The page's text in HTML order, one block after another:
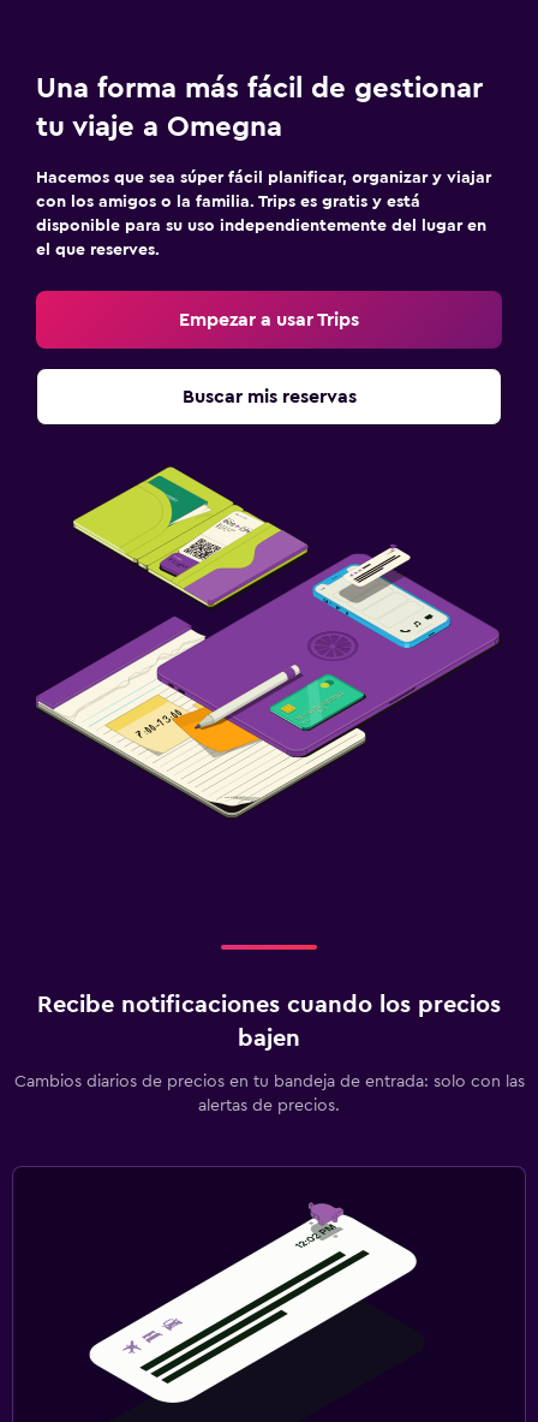
Una forma más fácil de gestionar
tu viaje a Omegna
Hacemos que sea súper fácil planificar, organizar y viajar
con los amigos o la familia. Trips es gratis y está
disponible para su uso independientemente del lugar en
el que reserves.
Empezar a usar Trips
Buscar mis reservas
Recibe notificaciones cuando los precios
bajen
Cambios diarios de precios en tu bandeja de entrada: solo con las
alertas de precios.